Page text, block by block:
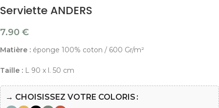
Serviette ANDERS
7.90 €
Matière : éponge 100% coton / 600 Gr/m²
Taille : L 90 x l. 50 cm
→ CHOISISSEZ VOTRE COLORIS